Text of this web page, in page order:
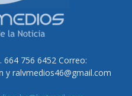
664 756 6452 Correo:
y ralvmedios46@gmail.com